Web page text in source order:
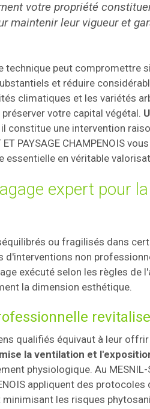
votre propriété
maintenir leur vigueur et
technique peut compromettre
et réduire
climatiques et les variétés
votre capital végétal.
constitue une intervention
PAYSAGE CHAMPENOIS
en véritable
expert pour
ou fragilisés dans
d'interventions non
exécuté selon les règles de
la dimension esthétique.
qualifiés équivaut à leur
la ventilation et
physiologique. Au MESNIL-
appliquent des
les risques